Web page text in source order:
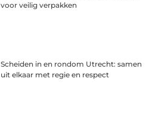
voor veilig verpakken
Scheiden in en rondom Utrecht: samen
uit elkaar met regie en respect